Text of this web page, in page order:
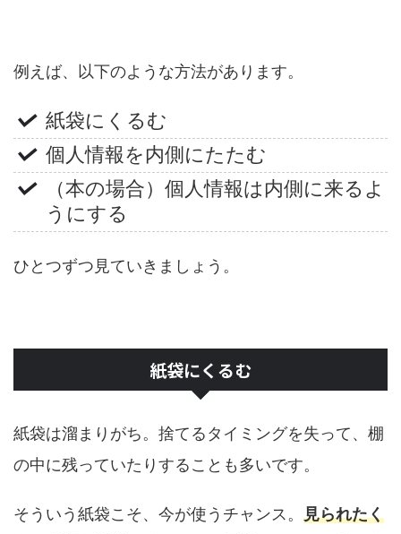
例えば、以下のような方法があります。
紙袋にくるむ
個人情報を内側にたたむ
（本の場合）個人情報は内側に来るよ
うにする
ひとつずつ見ていきましょう。
紙袋にくるむ
紙袋は溜まりがち。捨てるタイミングを失って、棚
の中に残っていたりすることも多いです。
そういう紙袋こそ、今が使うチャンス。 見られたく